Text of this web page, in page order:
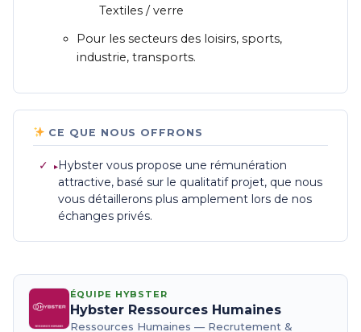
Textiles / verre
Pour les secteurs des loisirs, sports,
industrie, transports.
CE QUE NOUS OFFRONS
✓
Hybster vous propose une rémunération
attractive, basé sur le qualitatif projet, que nous
vous détaillerons plus amplement lors de nos
échanges privés.
ÉQUIPE HYBSTER
Hybster Ressources Humaines
Ressources Humaines — Recrutement &